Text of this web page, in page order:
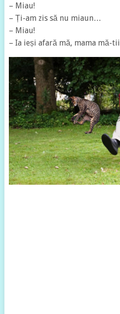
– Miau!
– Ți-am zis să nu miaun…
– Miau!
– Ia ieși afară mă, mama mă-